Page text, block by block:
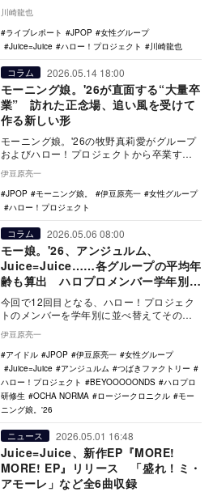
川崎龍也
ライブレポート
JPOP
女性グループ
Juice=Juice
ハロー！プロジェクト 川崎龍也
コラム 2026.05.14 18:00
モーニング娘。'26が直面する“大量卒
業” 訪れた正念場、追い風を受けて
作る新しい形
モーニング娘。'26の牧野真莉愛がグループ
およびハロー！プロジェクトから卒業する
ことを発表。2年間のうちに6人が卒業する
というグ…
伊豆原亮一
JPOP
モーニング娘。 伊豆原亮一
女性グループ
ハロー！プロジェクト
コラム 2026.05.06 08:00
モー娘。'26、アンジュルム、
Juice=Juice……各グループの平均年
齢も算出 ハロプロメンバー学年別分
類2026年版
今回で12回目となる、ハロー！プロジェク
トのメンバーを学年別に並べ替えてその分
布を一覧にする「ハロプロメンバー学年別
分類」。今年…
伊豆原亮一
アイドル
JPOP 伊豆原亮一
女性グループ
Juice=Juice
アンジュルム
つばきファクトリー
ハロー！プロジェクト
BEYOOOOONDS
ハロプロ
研修生
OCHA NORMA ロージークロニクル
モー
ニング娘。'26
ニュース 2026.05.01 16:48
Juice=Juice、新作EP『MORE!
MORE! EP』リリース 「盛れ！ミ・
アモーレ」など全6曲収録